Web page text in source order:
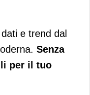
e trend dal
Senza
per il tuo